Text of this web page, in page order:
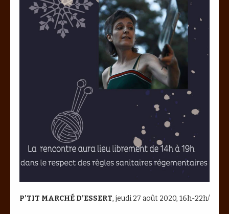
P’TIT MARCHÉ D’ESSERT, jeudi 27 août 2020, 16h-22h/